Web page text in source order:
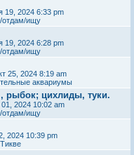
19, 2024 6:33 pm
ищу
19, 2024 6:28 pm
ищу
25, 2024 8:19 am
аквариумы
рыбок; цихлиды, туки.
2024 10:02 am
ищу
2024 10:39 pm